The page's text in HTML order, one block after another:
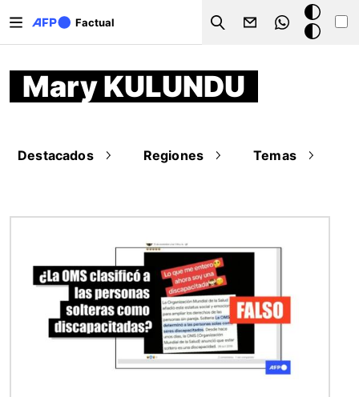
Factual
Search
Modo
oscuro
Mary KULUNDU
Destacados Regiones Temas